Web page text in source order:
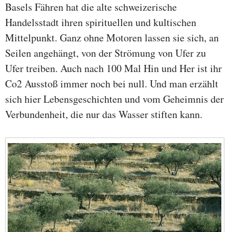
Basels Fähren hat die alte schweizerische
Handelsstadt ihren spirituellen und kultischen
Mittelpunkt. Ganz ohne Motoren lassen sie sich, an
Seilen angehängt, von der Strömung von Ufer zu
Ufer treiben. Auch nach 100 Mal Hin und Her ist ihr
Co2 Ausstoß immer noch bei null. Und man erzählt
sich hier Lebensgeschichten und vom Geheimnis der
Verbundenheit, die nur das Wasser stiften kann.